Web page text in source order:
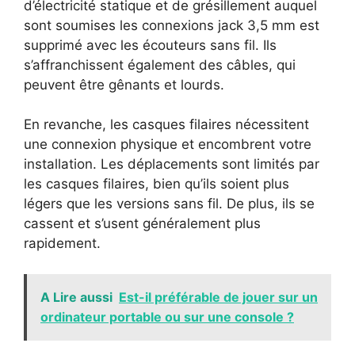
d’électricité statique et de grésillement auquel
sont soumises les connexions jack 3,5 mm est
supprimé avec les écouteurs sans fil. Ils
s’affranchissent également des câbles, qui
peuvent être gênants et lourds.
En revanche, les casques filaires nécessitent
une connexion physique et encombrent votre
installation. Les déplacements sont limités par
les casques filaires, bien qu’ils soient plus
légers que les versions sans fil. De plus, ils se
cassent et s’usent généralement plus
rapidement.
A Lire aussi Est-il préférable de jouer sur un
ordinateur portable ou sur une console ?